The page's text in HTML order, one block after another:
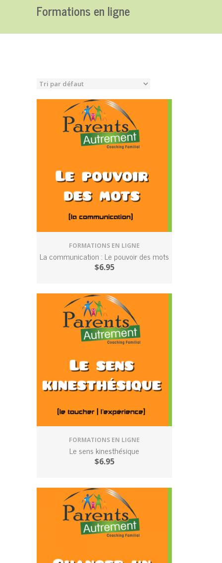
Formations en ligne
FORMATIONS EN LIGNE
La communication : Le pouvoir des mots
$6.95
FORMATIONS EN LIGNE
Le sens kinesthésique
$6.95